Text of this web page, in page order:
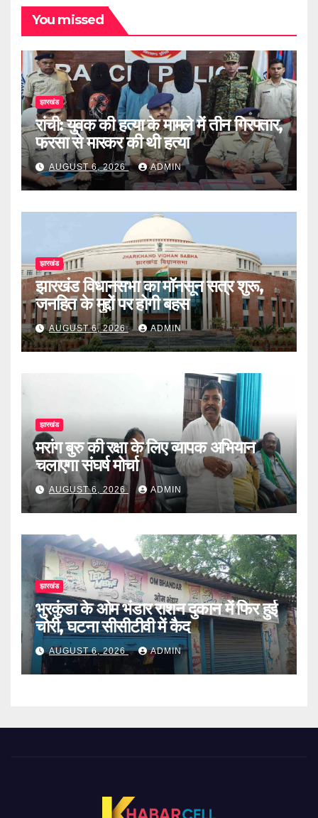
You missed
झारखंड
रांची: युवक की हत्या के मामले में तीन गिरफ्तार,
फरसा से मारकर की थी हत्या
AUGUST 6, 2026 ADMIN
झारखंड
झारखंड विधानसभा का मॉनसून सत्र शुरू,
जनहित के मुद्दों पर होगी बहस
AUGUST 6, 2026 ADMIN
झारखंड
मरांग बुरु की रक्षा के लिए व्यापक अभियान
चलाएगा संघर्ष मोर्चा
AUGUST 6, 2026 ADMIN
झारखंड
भुरकुंडा के ओम भंडार राशन दुकान में फिर हुई
चोरी, घटना सीसीटीवी में कैद
AUGUST 6, 2026 ADMIN